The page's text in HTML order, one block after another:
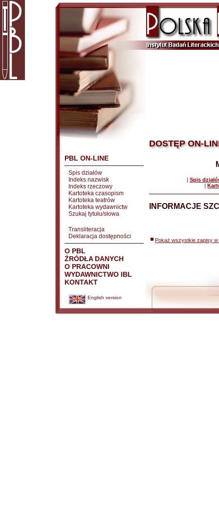
PBL ON-LINE
Spis działów
Indeks nazwisk
Indeks rzeczowy
Kartoteka czasopism
Kartoteka teatrów
Kartoteka wydawnictw
Szukaj tytułu/słowa
Transliteracja
Deklaracja dostępności
O PBL
ŹRÓDŁA DANYCH
O PRACOWNI
WYDAWNICTWO IBL
KONTAKT
English version
DOSTĘP ON-
| Spis
|
INFORMACJE
Pokaż wszystkie zapisy